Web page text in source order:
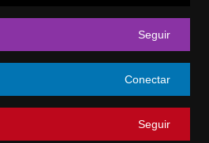
Seguir
Conectar
Seguir